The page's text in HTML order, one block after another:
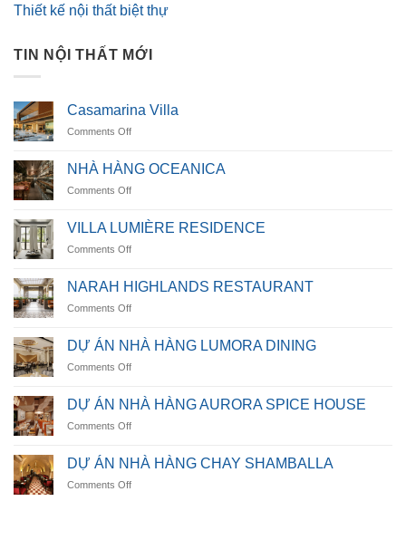
Thiết kế nội thất biệt thự
TIN NỘI THẤT MỚI
Casamarina Villa
Comments Offon
Villa
NHÀ HÀNG OCEANICA
Comments Offon
HÀNG
OCEANICA
VILLA LUMIÈRE RESIDENCE
Comments Offon
LUMIÈRE
RESIDENCE
NARAH HIGHLANDS RESTAURANT
Comments Offon
HIGHLANDS
RESTAURANT
DỰ ÁN NHÀ HÀNG LUMORA DINING
Comments Offon
ÁN
NHÀ
HÀNG
DINING
DỰ ÁN NHÀ HÀNG AURORA SPICE HOUSE
Comments Offon
ÁN
NHÀ
HÀNG
DỰ ÁN NHÀ HÀNG CHAY SHAMBALLA
Comments Offon